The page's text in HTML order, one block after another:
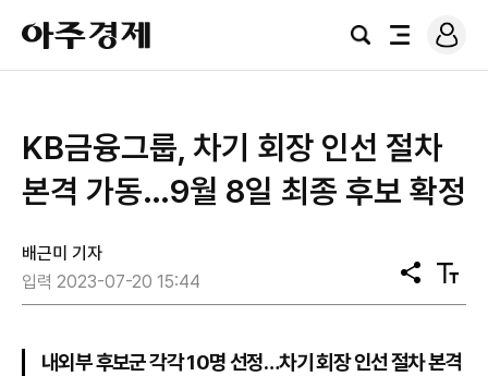
아
주
경
검
전
로
그
KB금융그룹, 차기 회장 인선 절차
본격 가동…9월 8일 최종 후보 확정
배근미 기자
입력 2023-07-20 15:44
공
유
텍
스
기
내외부 후보군 각각 10명 선정…차기 회장 인선 절차 본격